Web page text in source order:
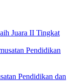
Juara II Tingkat
Pendidikan dan